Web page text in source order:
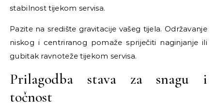
stabilnost tijekom servisa.
Pazite na središte gravitacije vašeg tijela. Održavanje
niskog i centriranog pomaže spriječiti naginjanje ili
gubitak ravnoteže tijekom servisa.
Prilagodba stava za snagu i
točnost